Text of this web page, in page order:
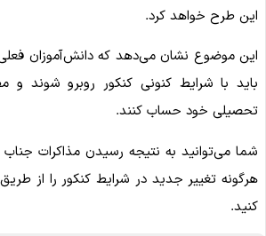
این طرح خواهد کرد.
این موضوع نشان می‌دهد که دانش‌آموزان فعلی
باید با شرایط کنونی کنکور روبرو شوند و
تحصیلی خود حساب کنند.
شما می‌توانید به نتیجه رسیدن مذاکرات
هرگونه تغییر جدید در شرایط کنکور را از طریق
کنید.